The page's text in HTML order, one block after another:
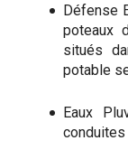
Défense
poteaux
situés
potable
Eaux